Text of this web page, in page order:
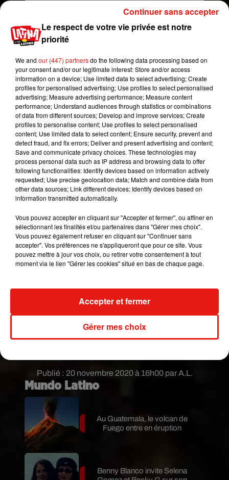
Publié : 20 novembre 2020 à 16h00 par A.L.
Voir cette publication sur Instagram
Une publication partagée par Salon du Chocolat (@salonduchocolat)
"Pour prolonger la pédagogie et la découverte de
ce produit qui nous unit tous, nous proposons
désormais une déclinaison digitale totalement
intégrée à notre évènement annuel. Face à
l’actualité, nous avons voulu apporter au plus vite
une solution concrète aux chocolatiers pour
rendre leurs créations accessibles à tous et
partout", a ainsi expliqué Gérald Palacios,
président du Salon du Chocolat.
chocolats exquis: sucettes en chocolat, truffes,
autres chocolateries signées Jean-Paul Hévin,
Mundo Latino
Au Guatemala, le volcan de
Fuego entre en éruption
Benny Blanco invite Selena
Le respect de votre vie privée est notre
priorité
We and our (447) partnersdo the following data processing based on
your consent and/or our legitimate interest: Store and/or access
information on a device; Use limited data to select advertising; Create
profiles for personalised advertising; Use profiles to select personalised
advertising; Measure advertising performance; Measure content
performance; Understand audiences through statistics or combinations
of data from different sources; Develop and improve services; Create
profiles to personalise content; Use profiles to select personalised
content; Use limited data to select content; Ensure security, prevent and
detect fraud, and fix errors; Deliver and present advertising and content;
Save and communicate privacy choices. These technologies may
process personal data such as IP address and browsing data to offer
following functionalities: Identify devices based on information actively
requested; Use precise geolocation data; Match and combine data from
other data sources; Link different devices; Identify devices based on
information transmitted automatically.
Vous pouvez accepter en cliquant sur "Accepter et fermer", ou affiner en
sélectionnant les finalités et/ou partenaires dans "Gérer mes choix".
Vous pouvez également refuser en cliquant sur "Continuer sans
accepter". Vos préférences ne s'appliqueront que pour ce site. Vous
pouvez mettre à jour vos choix, ou retirer votre consentement à tout
moment via le lien "Gérer les cookies" situé en bas de chaque page.
Gérer mes choix
Accepter et fermer
Continuer sans accepter